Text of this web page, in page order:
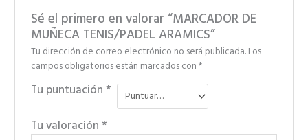
Sé el primero en valorar “MARCADOR DE
MUÑECA TENIS/PADEL ARAMICS”
Tu dirección de correo electrónico no será publicada.Los
campos obligatorios están marcados con*
Tu puntuación*
Tu valoración*